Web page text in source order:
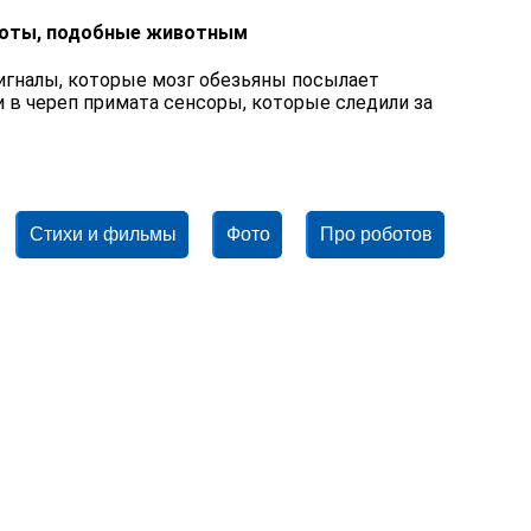
подобные животным
которые мозг обезьяны посылает
череп примата сенсоры, которые следили за
Стихи и фильмы Фото Про роботов